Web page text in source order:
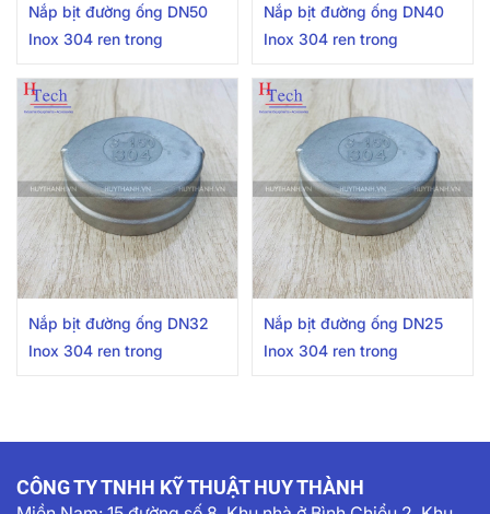
Nắp bịt đường ống DN50
Inox 304 ren trong
Nắp bịt đường ống DN40
Inox 304 ren trong
Nắp bịt đường ống DN32
Inox 304 ren trong
Nắp bịt đường ống DN25
Inox 304 ren trong
CÔNG TY TNHH KỸ THUẬT HUY THÀNH